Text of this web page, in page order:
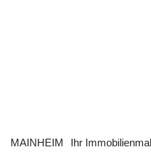
MAINHEIM Ihr